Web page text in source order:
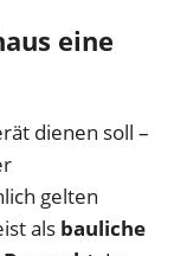
eine
dienen soll –
gelten
als bauliche